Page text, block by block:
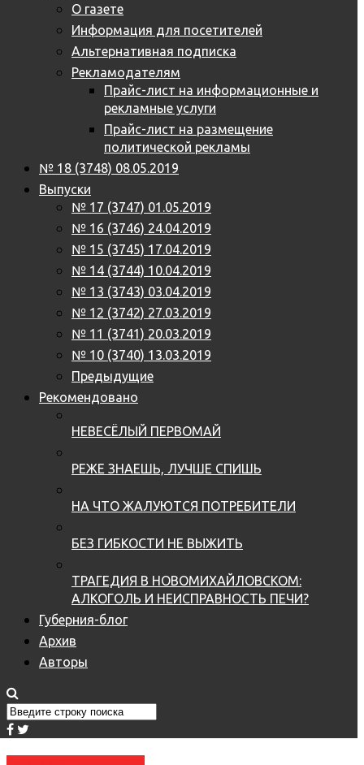
О газете
Информация для посетителей
Альтернативная подписка
Рекламодателям
Прайс-лист на информационные и
рекламные услуги
Прайс-лист на размещение
политической рекламы
№ 18 (3748) 08.05.2019
Выпуски
№ 17 (3747) 01.05.2019
№ 16 (3746) 24.04.2019
№ 15 (3745) 17.04.2019
№ 14 (3744) 10.04.2019
№ 13 (3743) 03.04.2019
№ 12 (3742) 27.03.2019
№ 11 (3741) 20.03.2019
№ 10 (3740) 13.03.2019
Предыдущие
Рекомендовано
НЕВЕСЁЛЫЙ ПЕРВОМАЙ
РЕЖЕ ЗНАЕШЬ, ЛУЧШЕ СПИШЬ
НА ЧТО ЖАЛУЮТСЯ ПОТРЕБИТЕЛИ
БЕЗ ГИБКОСТИ НЕ ВЫЖИТЬ
ТРАГЕДИЯ В НОВОМИХАЙЛОВСКОМ:
АЛКОГОЛЬ И НЕИСПРАВНОСТЬ ПЕЧИ?
Губерния-блог
Архив
Авторы